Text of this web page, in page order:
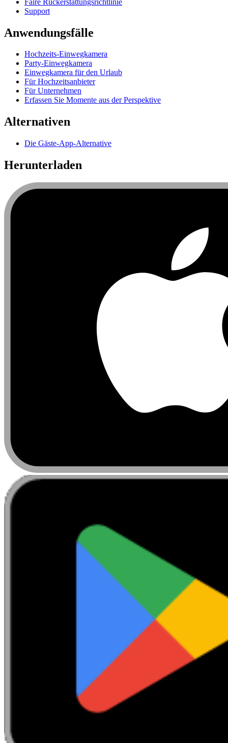
Support
Anwendungsfälle
Hochzeits-Einwegkamera
Party-Einwegkamera
Einwegkamera für den Urlaub
Für Hochzeitsanbieter
Für Unternehmen
Erfassen Sie Momente aus der Perspektive
Alternativen
Die Gäste-App-Alternative
Herunterladen